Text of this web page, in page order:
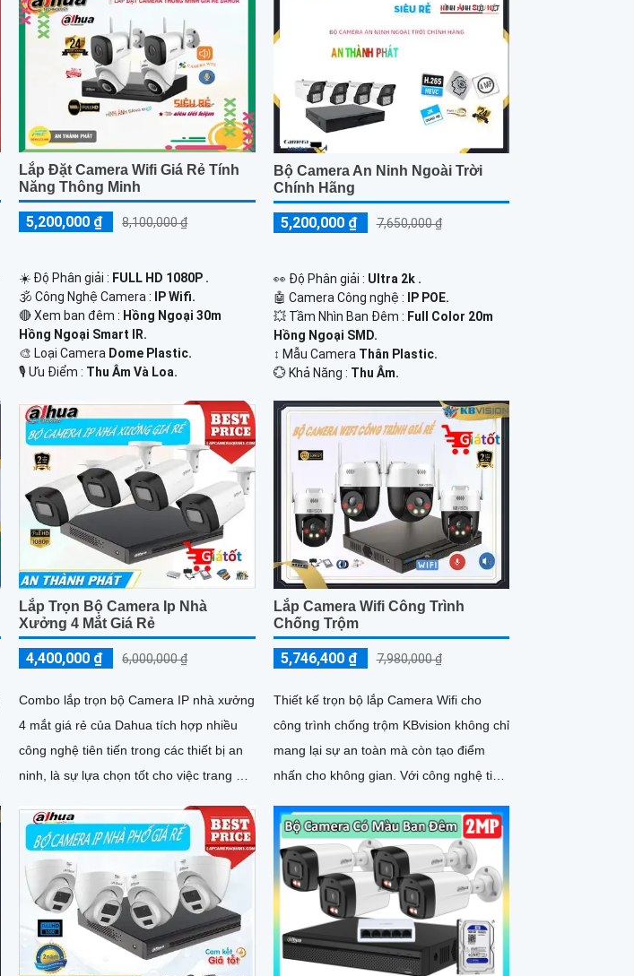
Lắp Đặt Camera Wifi Giá Rẻ Tính
Năng Thông Minh
5,200,000 ₫ 8,100,000 ₫
☀️ Độ Phân giải : FULL HD 1080P .
🕉️ Công Nghệ Camera :
IP Wifi.
🔴 Xem ban đêm : Hồng Ngoại 30m
Hồng Ngoại Smart IR.
🎨 Loại Camera Dome Plastic.
️🎙 Ưu Điểm : Thu Âm Và Loa.
Bộ Camera An Ninh Ngoài Trời
Chính Hãng
5,200,000 ₫ 7,650,000 ₫
️👀 Độ Phân giải : Ultra 2k .
🤖️ Camera Công nghệ :
IP POE.
💥 Tầm Nhìn Ban Đêm : Full Color 20m
Hồng Ngoại SMD.
↕️ Mẫu Camera Thân Plastic.
️💮 Khả Năng : Thu Âm.
Lắp Trọn Bộ Camera Ip Nhà
Xưởng 4 Mắt Giá Rẻ
4,400,000 ₫ 6,000,000 ₫
Combo lắp trọn bộ Camera IP nhà xưởng
4 mắt giá rẻ của Dahua tích hợp nhiều
công nghệ tiên tiến trong các thiết bị an
ninh, là sự lựa chọn tốt cho việc trang bị
Lắp Camera Wifi Công Trình
Chống Trộm
5,746,400 ₫ 7,980,000 ₫
Thiết kế trọn bộ lắp Camera Wifi cho
công trình chống trộm KBvision không chỉ
mang lại sự an toàn mà còn tạo điểm
nhấn cho không gian. Với công nghệ tiên
cấp độ nét đến 2